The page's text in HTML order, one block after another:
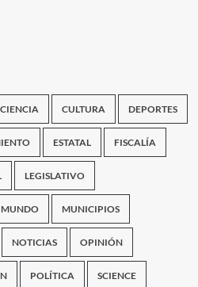
CIENCIA CULTURA DEPORTES
ESTATAL FISCALÍA
LEGISLATIVO
MUNDO MUNICIPIOS
NOTICIAS OPINIÓN
POLÍTICA SCIENCE